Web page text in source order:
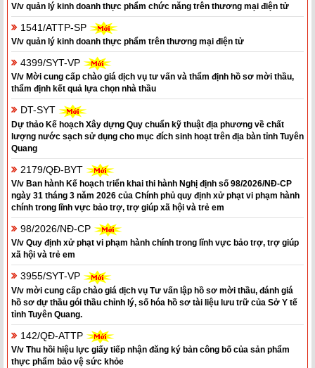
V/v quản lý kinh doanh thực phẩm chức năng trên thương mại điện tử
1541/ATTP-SP
V/v quản lý kinh doanh thực phẩm trên thương mại điện tử
4399/SYT-VP
V/v Mời cung cấp chào giá dịch vụ tư vấn và thẩm định hồ sơ mời thầu,
thẩm định kết quả lựa chọn nhà thầu
DT-SYT
Dự thảo Kế hoạch Xây dựng Quy chuẩn kỹ thuật địa phương về chất
lượng nước sạch sử dụng cho mục đích sinh hoạt trên địa bàn tỉnh Tuyên
Quang
2179/QĐ-BYT
V/v Ban hành Kế hoạch triển khai thi hành Nghị định số 98/2026/NĐ-CP
ngày 31 tháng 3 năm 2026 của Chính phủ quy định xử phạt vi phạm hành
chính trong lĩnh vực bảo trợ, trợ giúp xã hội và trẻ em
98/2026/NĐ-CP
V/v Quy định xử phạt vi phạm hành chính trong lĩnh vực bảo trợ, trợ giúp
xã hội và trẻ em
3955/SYT-VP
V/v mời cung cấp chào giá dịch vụ Tư vấn lập hồ sơ mời thầu, đánh giá
hồ sơ dự thầu gói thầu chỉnh lý, số hóa hồ sơ tài liệu lưu trữ của Sở Y tế
tỉnh Tuyên Quang.
142/QĐ-ATTP
V/v Thu hồi hiệu lực giấy tiếp nhận đăng ký bản công bố của sản phẩm
thực phẩm bảo vệ sức khỏe